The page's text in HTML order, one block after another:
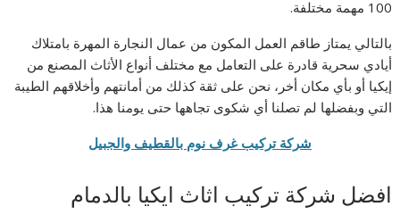
100 مهمة مختلفة.
بالتالي يمتاز طاقم العمل المكون من عمال النجارة المهرة بامتلاك
أيادي سحرية قادرة على التعامل مع مختلف أنواع الأثاث المصنع من
إيكيا أو بأي مكان أخر، نحن على ثقة كذلك من أمانتهم وأخلاقهم الطيبة
التي وبفضلها لم تصلنا أي شكوى تجاهها حتى يومنا هذا.
شركة تركيب غرف نوم بالقطيف والجبيل
افضل شركة تركيب اثاث ايكيا بالدمام